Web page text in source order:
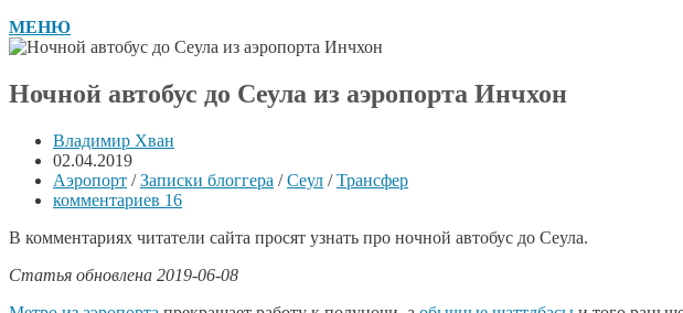
МЕНЮ
Ночной автобус до Сеула из аэропорта Инчхон
Владимир Хван
02.04.2019
Аэропорт /Записки блоггера /Сеул /Трансфер
комментариев 16
В комментариях читатели сайта просят узнать про ночной автобус до Сеула.
Статья обновлена 2019-06-08